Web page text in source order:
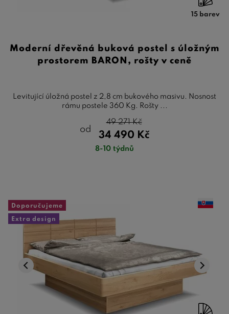
15 barev
Moderní dřevěná buková postel s úložným
prostorem BARON, rošty v ceně
Levitující úložná postel z 2,8 cm bukového masivu. Nosnost
rámu postele 360 Kg. Rošty ...
od
34 490 Kč
49 271Kč
8-10 týdnů
Doporučujeme
Extra design